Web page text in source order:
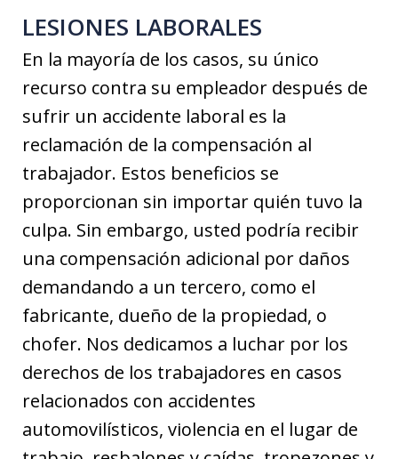
LESIONES LABORALES
En la mayoría de los casos, su único
recurso contra su empleador después de
sufrir un accidente laboral es la
reclamación de la compensación al
trabajador. Estos beneficios se
proporcionan sin importar quién tuvo la
culpa. Sin embargo, usted podría recibir
una compensación adicional por daños
demandando a un tercero, como el
fabricante, dueño de la propiedad, o
chofer. Nos dedicamos a luchar por los
derechos de los trabajadores en casos
relacionados con accidentes
automovilísticos, violencia en el lugar de